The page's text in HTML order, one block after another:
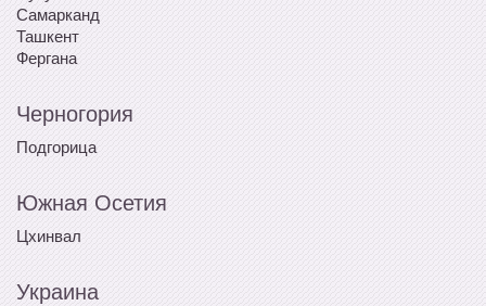
Самарканд
Ташкент
Фергана
Черногория
Подгорица
Южная Осетия
Цхинвал
Украина